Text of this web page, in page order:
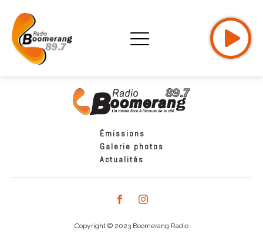
Émissions
Galerie photos
Actualités
Copyright © 2023 Boomerang Radio